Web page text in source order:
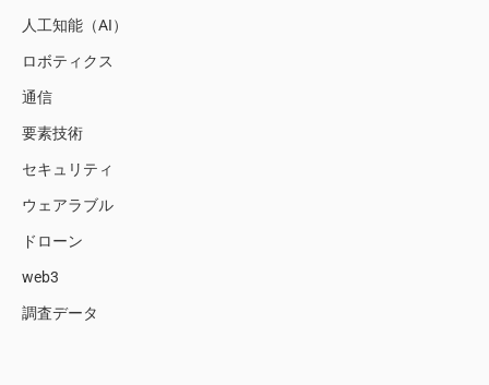
人工知能（AI）
ロボティクス
通信
要素技術
セキュリティ
ウェアラブル
ドローン
web3
調査データ